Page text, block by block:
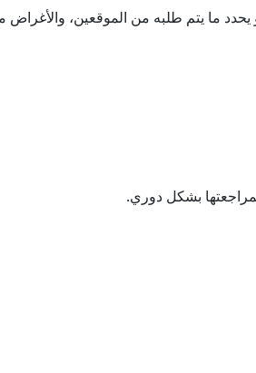
ما يتم طلبه من الموقعين، والأغراض
بشكل دوري.